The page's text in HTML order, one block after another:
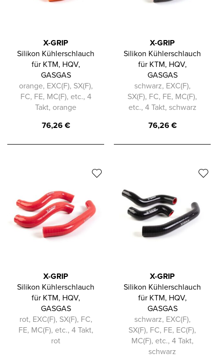
X-GRIP
Silikon Kühlerschlauch
für KTM, HQV,
GASGAS
orange, EXC(F), SX(F),
FC, FE, MC(F), etc., 4
Takt, orange
76,26€
X-GRIP
Silikon Kühlerschlauch
für KTM, HQV,
GASGAS
schwarz, EXC(F),
SX(F), FC, FE, MC(F),
etc., 4 Takt, schwarz
76,26€
X-GRIP
Silikon Kühlerschlauch
für KTM, HQV,
GASGAS
rot, EXC(F), SX(F), FC,
FE, MC(F), etc., 4 Takt,
rot
X-GRIP
Silikon Kühlerschlauch
für KTM, HQV,
GASGAS
schwarz, EXC(F),
SX(F), FC, FE, EC(F),
MC(F), etc., 4 Takt,
schwarz